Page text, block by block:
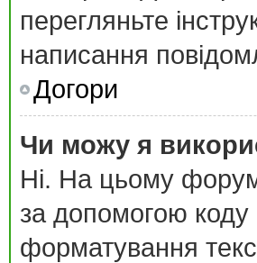
перегляньте
написання
Догори
Чи можу я
Ні. На цьому
за допомогою
форматування